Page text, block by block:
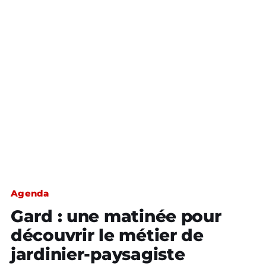
Agenda
Gard : une matinée pour
découvrir le métier de
jardinier-paysagiste